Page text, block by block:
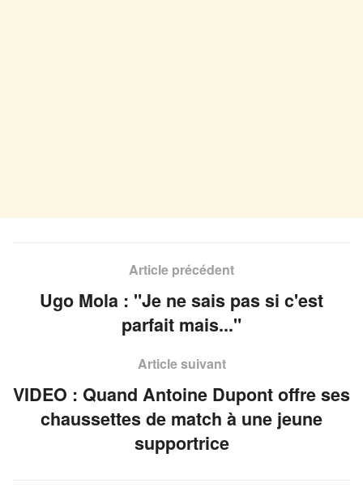
Article précédent
Ugo Mola : "Je ne sais pas si c'est
parfait mais..."
Article suivant
VIDEO : Quand Antoine Dupont offre ses
chaussettes de match à une jeune
supportrice